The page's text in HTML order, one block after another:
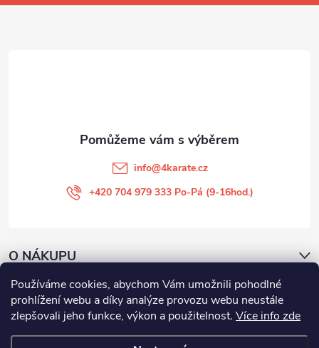
Používáme cookies, abychom Vám umožnili pohodlné
prohlížení webu a díky analýze provozu webu neustále
zlepšovali jeho funkce, výkon a použitelnost. Více info zde
info@4karate.cz
+420 704 979 333 Po-Pá (9-16hod.)
O NÁKUPU
Facebook